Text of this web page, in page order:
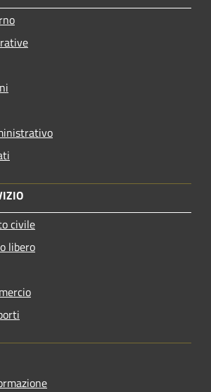
civile
libero